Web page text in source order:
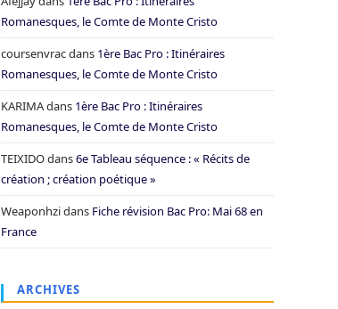
Romanesques, le Comte de Monte Cristo
coursenvracdans 1ère Bac Pro : Itinéraires
Romanesques, le Comte de Monte Cristo
KARIMAdans 1ère Bac Pro : Itinéraires
Romanesques, le Comte de Monte Cristo
TEIXIDOdans6e Tableau séquence : « Récits de
création ; création poétique »
Weaponhzidans Fiche révision Bac Pro: Mai 68 en
France
ARCHIVES